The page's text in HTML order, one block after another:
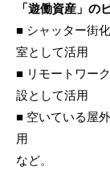
「遊働資産」の
■ シャッター街
室として活用
■ リモートワー
設として活用
■ 空いている屋
用
など。